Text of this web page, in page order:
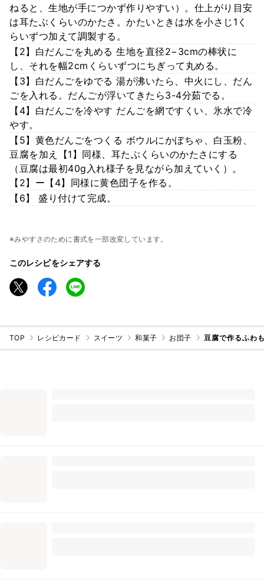
ねると、生地が手につかず作りやすい）。仕上がり目安
は耳たぶくらいのかたさ。かたいときは水を小さじ1く
らいずつ加えて調製する。
【2】白だんごを丸める 生地を直径2−3cmの棒状に
し、それを幅2cmくらいずつにちぎって丸める。
【3】白だんごをゆでる 湯が沸いたら、中火にし、だん
ごを入れる。だんごが浮いてきたら3-4分茹でる。
【4】白だんごを冷やす だんごを網ですくい、氷水で冷
やす。
【5】黄色だんごをつくる ボウルにかぼちゃ、白玉粉、
豆腐を加え【1】同様、耳たぶくらいのかたさにする
（豆腐は最初40g入れ様子を見ながら加えていく）。
【2】ー【4】同様に黄色団子を作る。
【6】 盛り付けて完成。
※みやすさのために書式を一部改変しています。
このレシピをシェアする
TOP レシピカード スイーツ 和菓子 お団子 豆腐で作るふわ